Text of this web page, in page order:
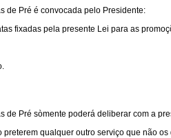
de Pré é convocada pelo Presidente:
fixadas pela presente Lei para as
de Pré sòmente poderá deliberar com a
preterem qualquer outro serviço que não os